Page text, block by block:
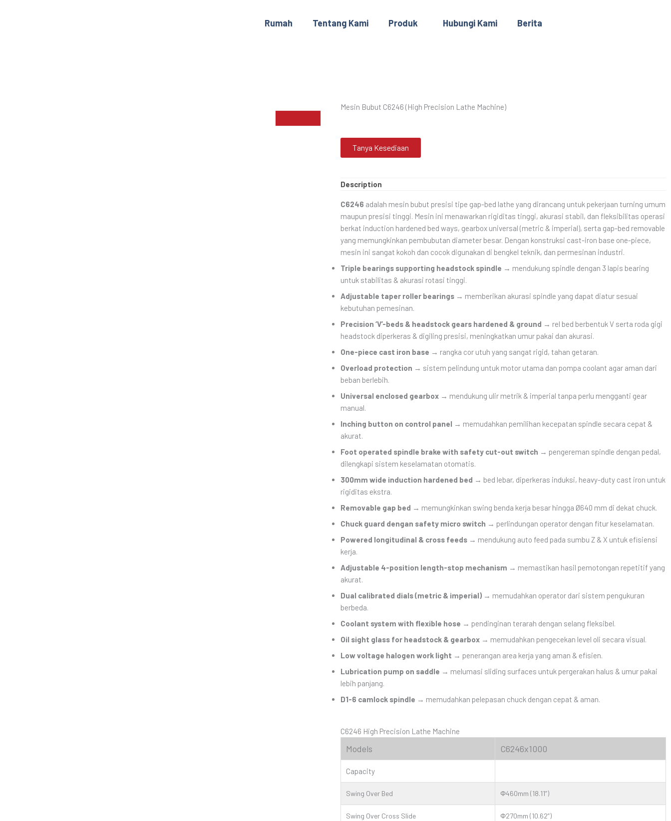
Rumah Tentang Kami Produk Hubungi Kami Berita
Mesin Bubut C6246 (High Precision Lathe Machine)
Tanya Kesediaan
Description
C6246 adalah mesin bubut presisi tipe gap-bed lathe yang dirancang untuk pekerjaan turning umum
maupun presisi tinggi. Mesin ini menawarkan rigiditas tinggi, akurasi stabil, dan fleksibilitas operasi
berkat induction hardened bed ways, gearbox universal (metric & imperial), serta gap-bed removable
yang memungkinkan pembubutan diameter besar. Dengan konstruksi cast-iron base one-piece,
mesin ini sangat kokoh dan cocok digunakan di bengkel teknik, dan permesinan industri.
Triple bearings supporting headstock spindle → mendukung spindle dengan 3 lapis bearing
untuk stabilitas & akurasi rotasi tinggi.
Adjustable taper roller bearings → memberikan akurasi spindle yang dapat diatur sesuai
kebutuhan pemesinan.
Precision ‘V’-beds & headstock gears hardened & ground → rel bed berbentuk V serta roda gigi
headstock diperkeras & digiling presisi, meningkatkan umur pakai dan akurasi.
One-piece cast iron base → rangka cor utuh yang sangat rigid, tahan getaran.
Overload protection → sistem pelindung untuk motor utama dan pompa coolant agar aman dari
beban berlebih.
Universal enclosed gearbox → mendukung ulir metrik & imperial tanpa perlu mengganti gear
manual.
Inching button on control panel → memudahkan pemilihan kecepatan spindle secara cepat &
akurat.
Foot operated spindle brake with safety cut-out switch → pengereman spindle dengan pedal,
dilengkapi sistem keselamatan otomatis.
300mm wide induction hardened bed → bed lebar, diperkeras induksi, heavy-duty cast iron untuk
rigiditas ekstra.
Removable gap bed → memungkinkan swing benda kerja besar hingga Ø640 mm di dekat chuck.
Chuck guard dengan safety micro switch → perlindungan operator dengan fitur keselamatan.
Powered longitudinal & cross feeds → mendukung auto feed pada sumbu Z & X untuk efisiensi
kerja.
Adjustable 4-position length-stop mechanism → memastikan hasil pemotongan repetitif yang
akurat.
Dual calibrated dials (metric & imperial) → memudahkan operator dari sistem pengukuran
berbeda.
Coolant system with flexible hose → pendinginan terarah dengan selang fleksibel.
Oil sight glass for headstock & gearbox → memudahkan pengecekan level oli secara visual.
Low voltage halogen work light → penerangan area kerja yang aman & efisien.
Lubrication pump on saddle → melumasi sliding surfaces untuk pergerakan halus & umur pakai
lebih panjang.
D1-6 camlock spindle → memudahkan pelepasan chuck dengan cepat & aman.
C6246 High Precision Lathe Machine
Models C6246x1000
Capacity
Swing Over Bed Φ460mm (18.11”)
Swing Over Cross Slide Φ270mm (10.62”)